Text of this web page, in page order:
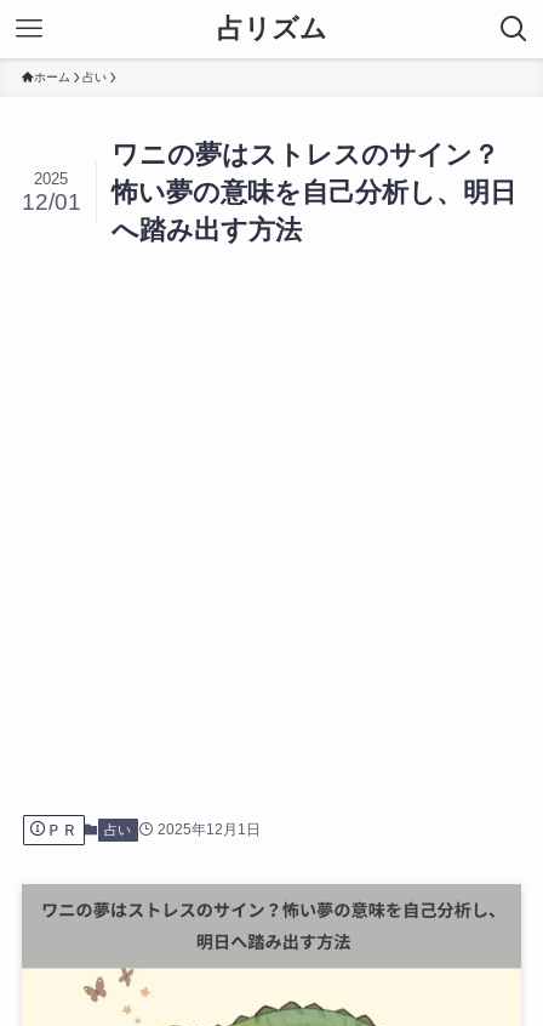
占リズム
ホーム 占い
ワニの夢はストレスのサイン？
怖い夢の意味を自己分析し、明日
へ踏み出す方法
2025
12/01
ＰＲ 占い 2025年12月1日